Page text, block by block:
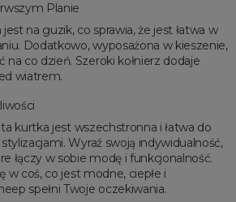
Planie
na guzik, co sprawia, że jest łatwa w
Dodatkowo, wyposażona w kieszenie,
na co dzień. Szeroki kołnierz dodaje
wiatrem.
kurtka jest wszechstronna i łatwa do
Wyraź swoją indywidualność,
łączy w sobie modę i funkcjonalność.
w coś, co jest modne, ciepłe i
spełni Twoje oczekiwania.